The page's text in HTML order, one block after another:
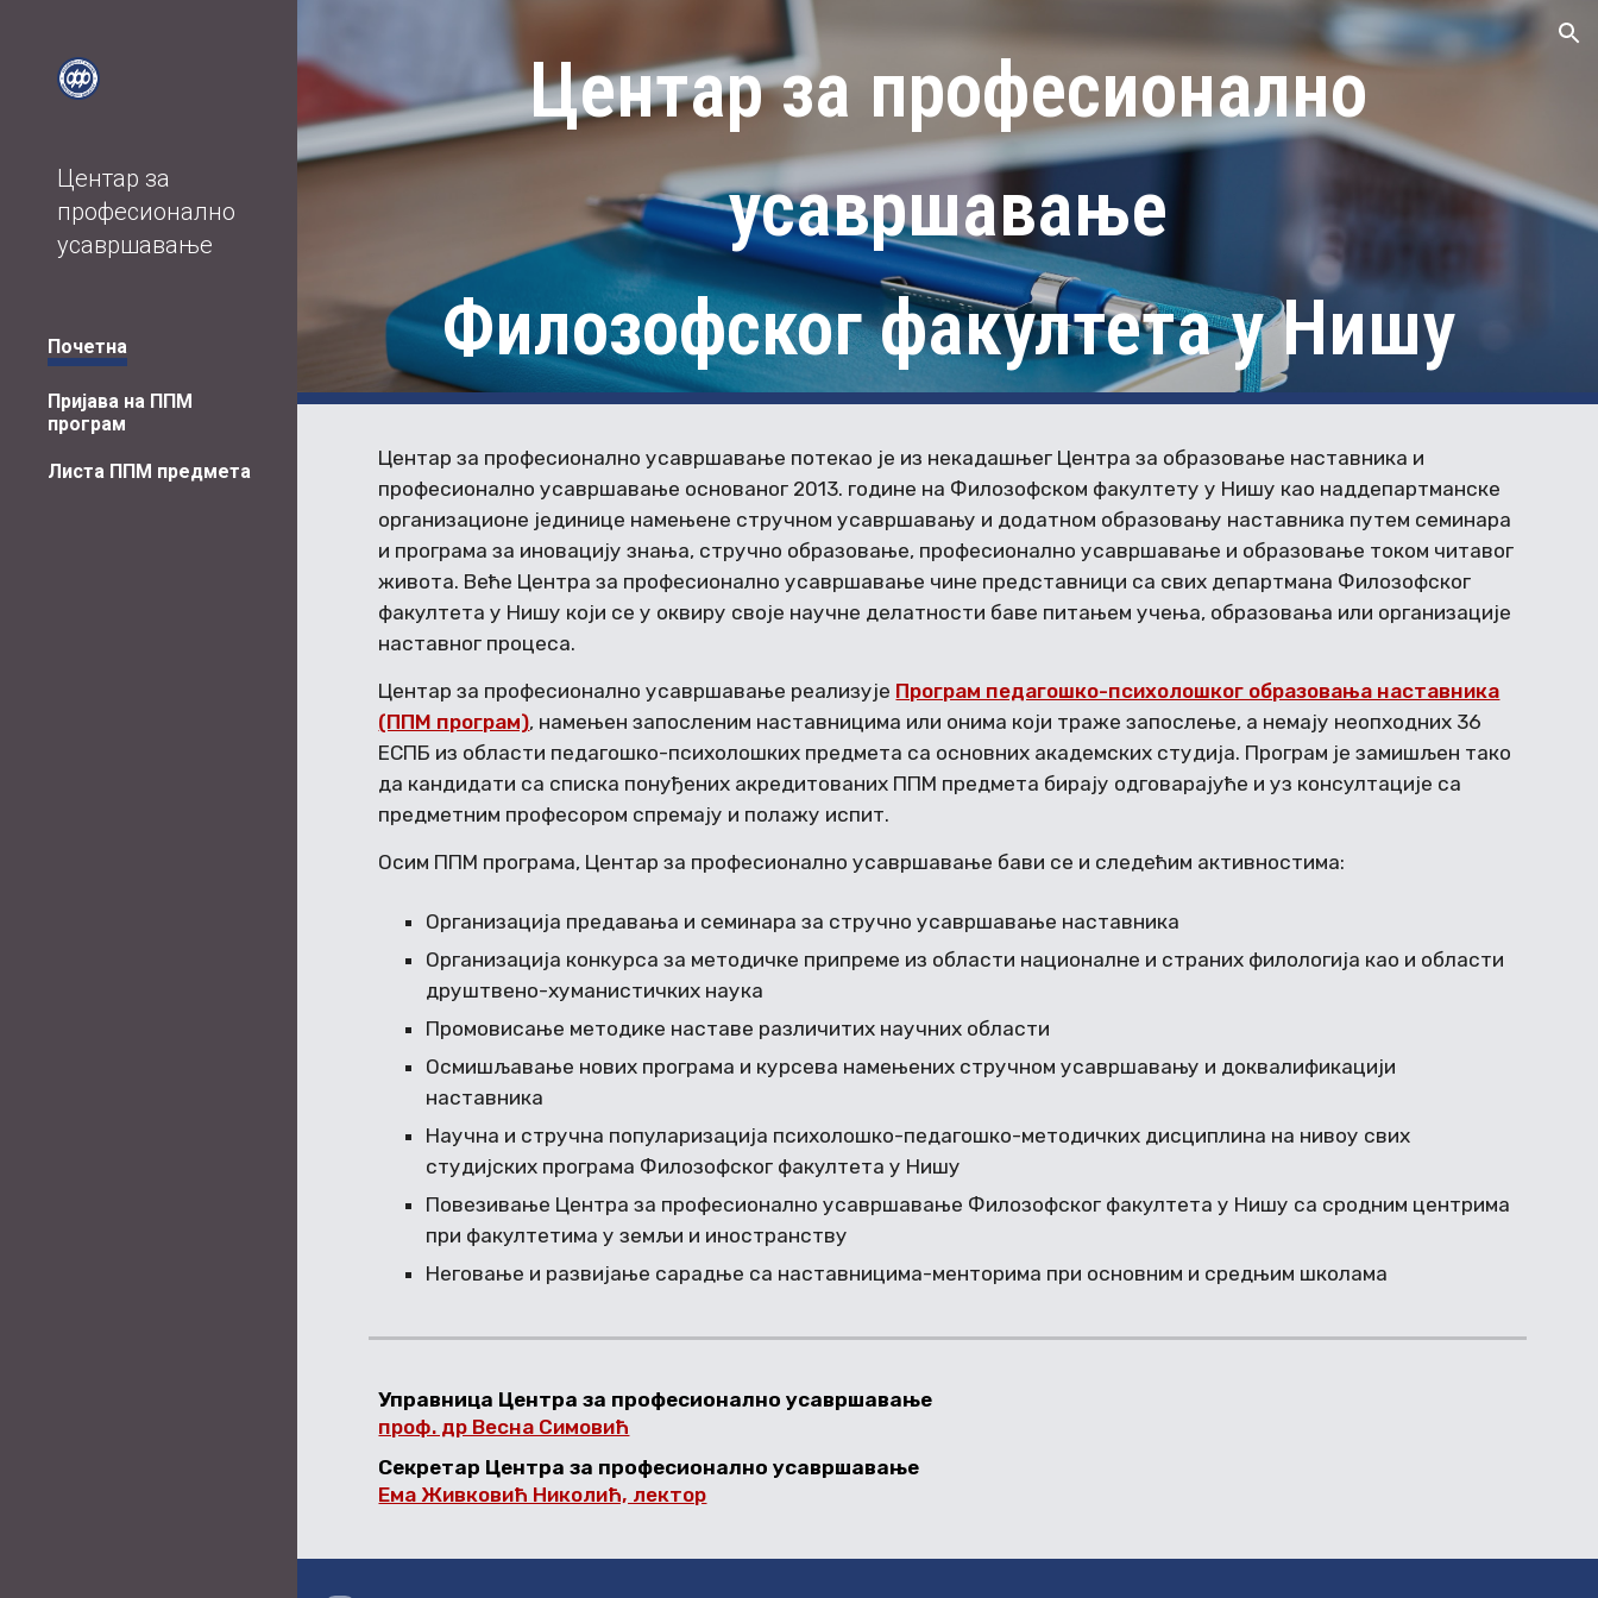
Skip to navigation
Центар за
професионално
усавршавање
Почетна
Пријава на ППМ
програм
Листа ППМ предмета
Центар за професионално
усавршавање
Филозофског факултета у Нишу
Центар за професионално усавршавање потекао је из некадашњег Центра за образовање наставника и
професионално усавршавање основаног 2013. године на Филозофском факултету у Нишу као наддепартманске
организационе јединице намењене стручном усавршавању и додатном образовању наставника путем семинара
и програма за иновацију знања, стручно образовање, професионално усавршавање и образовање током читавог
живота. Веће Центра за професионално усавршавање чине представници са свих департмана Филозофског
факултета у Нишу који се у оквиру своје научне делатности баве питањем учења, образовања или организације
наставног процеса.
Центар за професионално усавршавање реализује Програм педагошко-психолошког образовања наставника
(ППМ програм), намењен запосленим наставницима или онима који траже запослење, а немају неопходних 36
ЕСПБ из области педагошко-психолошких предмета са основних академских студија. Програм је замишљен тако
да кандидати са списка понуђених акредитованих ППМ предмета бирају одговарајуће и уз консултације са
предметним професором спремају и полажу испит.
Осим ППМ програма, Центар за професионално усавршавање бави се и следећим активностима:
Организација предавања и семинара за стручно усавршавање наставника
Организација конкурса за методичке припреме из области националне и страних филологија као и области
друштвено-хуманистичких наука
Промовисање методике наставе различитих научних области
Осмишљавање нових програма и курсева намењених стручном усавршавању и доквалификацији
наставника
Научна и стручна популаризација психолошко-педагошко-методичких дисциплина на нивоу свих
студијских програма Филозофског факултета у Нишу
Повезивање Центра за професионално усавршавање Филозофског факултета у Нишу са сродним центрима
при факултетима у земљи и иностранству
Неговање и развијање сарадње са наставницима-менторима при основним и средњим школама
Управница Центра за професионално усавршавање
проф. др Весна Симовић
Секретар Центра за професионално усавршавање
Ема Живковић Николић, лектор